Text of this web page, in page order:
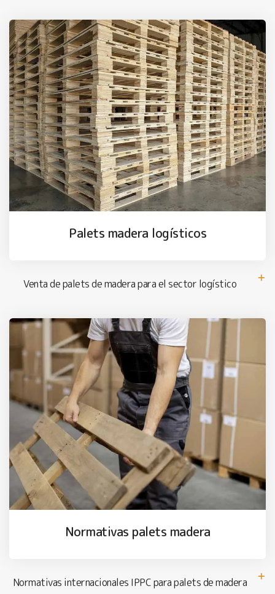
Palets madera logísticos
Venta de palets de madera para el sector logístico
Normativas palets madera
Normativas internacionales IPPC para palets de madera